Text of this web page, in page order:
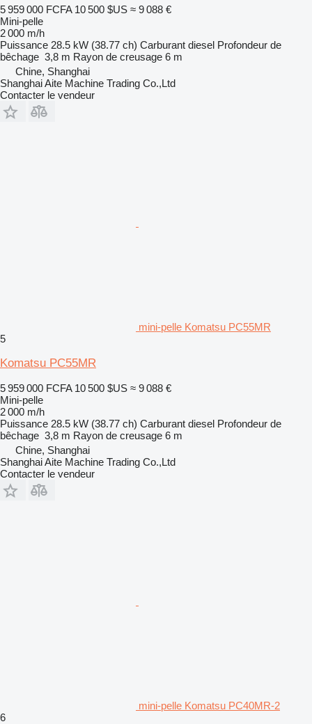
5 959 000 FCFA 10 500 $US ≈ 9 088 €
Mini-pelle
2 000 m/h
Puissance 28.5 kW (38.77 ch) Carburant diesel Profondeur de
bêchage 3,8 m Rayon de creusage 6 m
Chine, Shanghai
Shanghai Aite Machine Trading Co.,Ltd
Contacter le vendeur
mini-pelle Komatsu PC55MR
5
Komatsu PC55MR
5 959 000 FCFA 10 500 $US ≈ 9 088 €
Mini-pelle
2 000 m/h
Puissance 28.5 kW (38.77 ch) Carburant diesel Profondeur de
bêchage 3,8 m Rayon de creusage 6 m
Chine, Shanghai
Shanghai Aite Machine Trading Co.,Ltd
Contacter le vendeur
mini-pelle Komatsu PC40MR-2
6